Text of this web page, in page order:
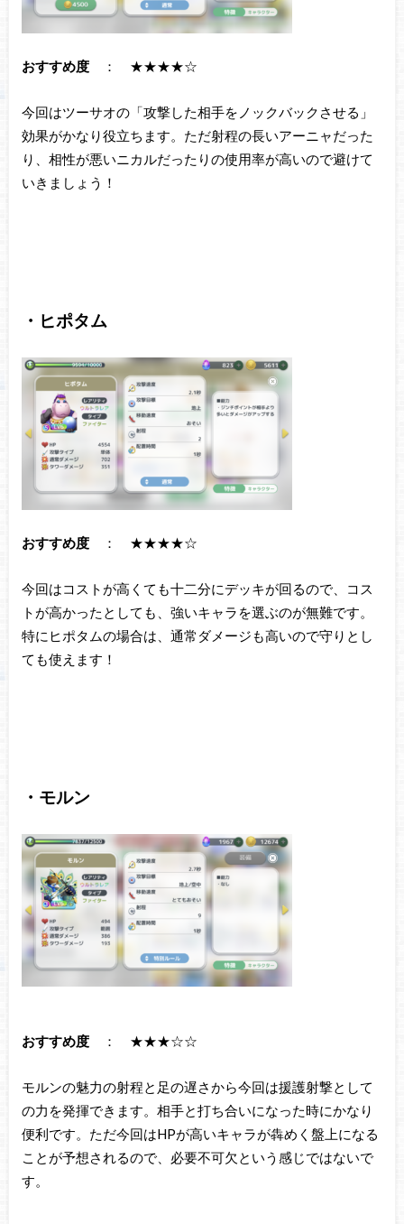
おすすめ度： ★★★★☆
今回はツーサオの「攻撃した相手をノックバックさせる」
効果がかなり役立ちます。ただ射程の長いアーニャだった
り、相性が悪いニカルだったりの使用率が高いので避けて
いきましょう！
・ヒポタム
おすすめ度： ★★★★☆
今回はコストが高くても十二分にデッキが回るので、コス
トが高かったとしても、強いキャラを選ぶのが無難です。
特にヒポタムの場合は、通常ダメージも高いので守りとし
ても使えます！
・モルン
おすすめ度 ： ★★★☆☆
モルンの魅力の射程と足の遅さから今回は援護射撃として
の力を発揮できます。相手と打ち合いになった時にかなり
便利です。ただ今回はHPが高いキャラが犇めく盤上になる
ことが予想されるので、必要不可欠という感じではないで
す。